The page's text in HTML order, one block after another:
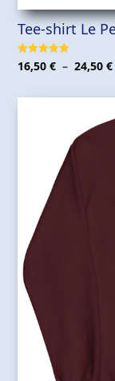
Tee-shirt Le
Note5.00
sur 5
16,50€ – 24,50€